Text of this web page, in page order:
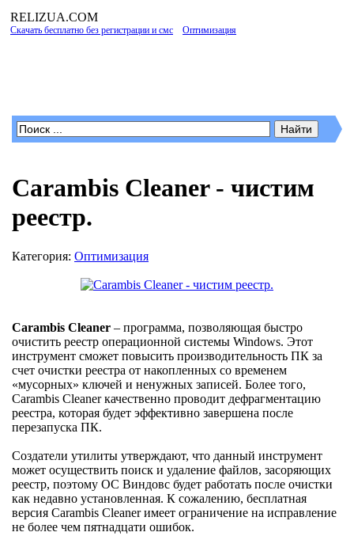
RELIZUA.COM
Скачать бесплатно без регистрации и смс Оптимизация
Carambis Cleaner - чистим
реестр.
Категория: Оптимизация
Carambis Cleaner – программа, позволяющая быстро
очистить реестр операционной системы Windows. Этот
инструмент сможет повысить производительность ПК за
счет очистки реестра от накопленных со временем
«мусорных» ключей и ненужных записей. Более того,
Carambis Cleaner качественно проводит дефрагментацию
реестра, которая будет эффективно завершена после
перезапуска ПК.
Создатели утилиты утверждают, что данный инструмент
может осуществить поиск и удаление файлов, засоряющих
реестр, поэтому ОС Виндовс будет работать после очистки
как недавно установленная. К сожалению, бесплатная
версия Carambis Cleaner имеет ограничение на исправление
не более чем пятнадцати ошибок.